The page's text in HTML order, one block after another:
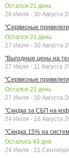
Остался 21 день
28 Июля - 30 Августа
"Сервисные
Остался 21 день
27 Июля - 30 Августа
"Выгодные цены на
27 Июля - 11 Августа
"Сервисные
Остался 21 день
27 Июля - 30 Августа
"Скидка за СБП на
24 Июля - 16 Августа
"Скидка 15% на
Осталось 43 дня
24 Июля - 21